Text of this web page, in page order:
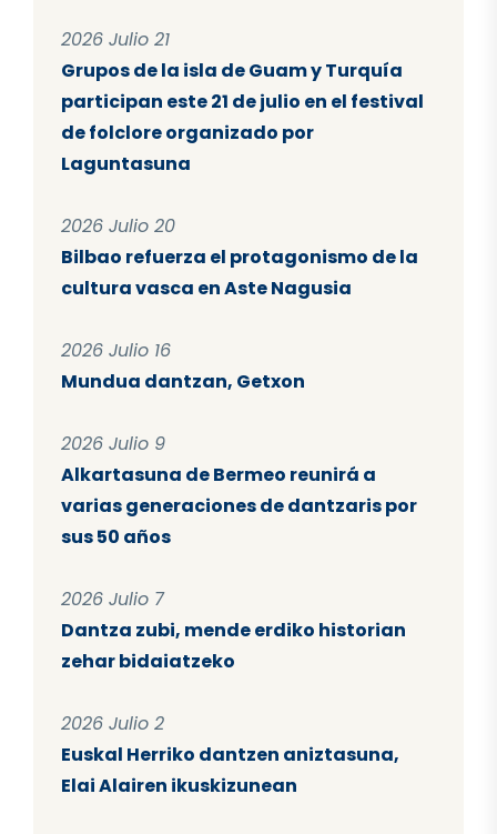
2026 Julio 21
Grupos de la isla de Guam y Turquía
participan este 21 de julio en el festival
de folclore organizado por
Laguntasuna
2026 Julio 20
Bilbao refuerza el protagonismo de la
cultura vasca en Aste Nagusia
2026 Julio 16
Mundua dantzan, Getxon
2026 Julio 9
Alkartasuna de Bermeo reunirá a
varias generaciones de dantzaris por
sus 50 años
2026 Julio 7
Dantza zubi, mende erdiko historian
zehar bidaiatzeko
2026 Julio 2
Euskal Herriko dantzen aniztasuna,
Elai Alairen ikuskizunean